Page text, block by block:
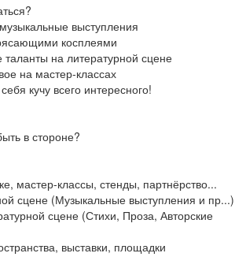
выступления
косплеями
на литературной сцене
на мастер-классах
кучу всего интересного!
в стороне?
мастер-классы, стенды, партнёрство...
сцене (Музыкальные выступления и пр...)
сцене (Стихи, Проза, Авторские
выставки, площадки